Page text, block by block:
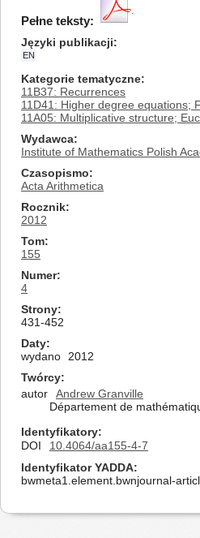
Pełne teksty:
Języki publikacji
EN
Kategorie tematyczne
11B37: Recurrences
11D41: Higher degree equations;
11A05: Multiplicative structure;
Wydawca
Institute of Mathematics Polish
Czasopismo
Acta Arithmetica
Rocznik
2012
Tom
155
Numer
4
Strony
431-452
Daty
wydano
2012
Twórcy
autor
Andrew Granville
Département de
Identyfikatory
DOI
10.4064/aa155-4-7
Identyfikator YADDA
bwmeta1.element.bwnjournal-